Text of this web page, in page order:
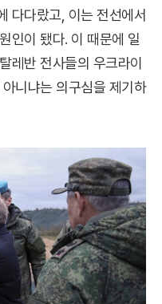
다다랐고, 이는 전선에서
인이 됐다. 이 때문에 일
레반 전사들의 우크라이
니냐는 의구심을 제기하